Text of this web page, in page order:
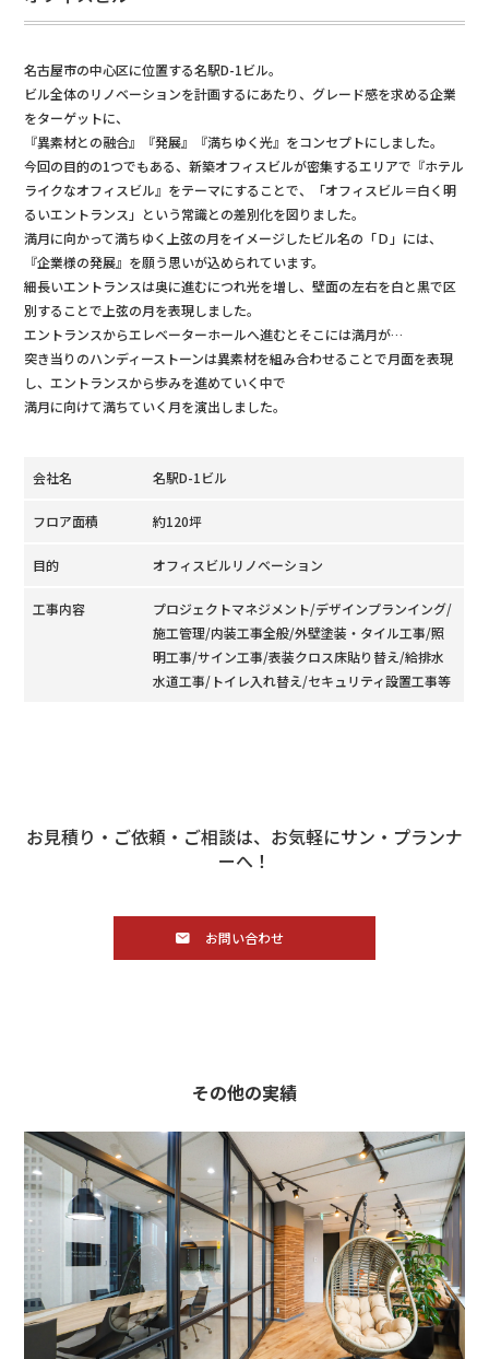
名古屋市の中心区に位置する名駅D-1ビル。
ビル全体のリノベーションを計画するにあたり、グレード感を求める企業
をターゲットに、
『異素材との融合』『発展』『満ちゆく光』をコンセプトにしました。
今回の目的の1つでもある、新築オフィスビルが密集するエリアで『ホテル
ライクなオフィスビル』をテーマにすることで、「オフィスビル＝白く明
るいエントランス」という常識との差別化を図りました。
満月に向かって満ちゆく上弦の月をイメージしたビル名の「Ｄ」には、
『企業様の発展』を願う思いが込められています。
細長いエントランスは奥に進むにつれ光を増し、壁面の左右を白と黒で区
別することで上弦の月を表現しました。
エントランスからエレベーターホールへ進むとそこには満月が…
突き当りのハンディーストーンは異素材を組み合わせることで月面を表現
し、エントランスから歩みを進めていく中で
満月に向けて満ちていく月を演出しました。
会社名 名駅D-1ビル
フロア面積 約120坪
目的 オフィスビルリノベーション
工事内容
プロジェクトマネジメント/デザインプランイング/
施工管理/内装工事全般/外壁塗装・タイル工事/照
明工事/サイン工事/表装クロス床貼り替え/給排水
水道工事/トイレ入れ替え/セキュリティ設置工事等
お見積り・ご依頼・ご相談は、お気軽にサン・プランナ
ーへ！
お問い合わせ
その他の実績